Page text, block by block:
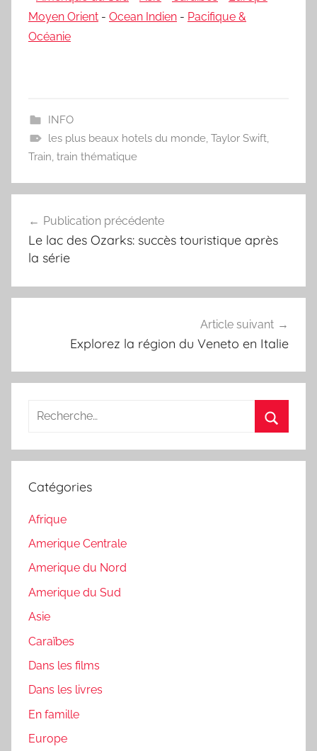
Moyen Orient - Ocean Indien - Pacifique &
Océanie
INFO
les plus beaux hotels du monde, Taylor Swift,
Train, train thématique
de
l’article
Publication précédente
Le lac des Ozarks: succès touristique après
la série
Article suivant
Explorez la région du Veneto en Italie
Recherche
:
Catégories
Afrique
Amerique Centrale
Amerique du Nord
Amerique du Sud
Asie
Caraïbes
Dans les films
Dans les livres
En famille
Europe